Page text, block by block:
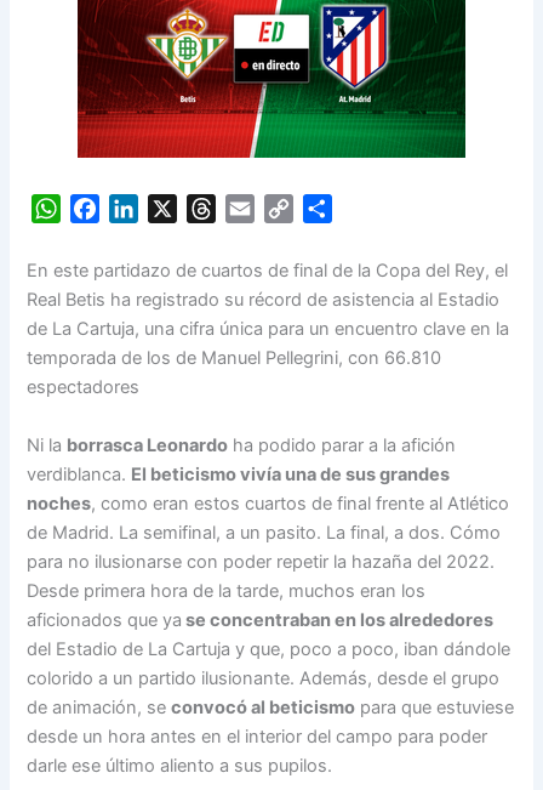
W
a
t
s
A
p
c
e
b
o
o
n
k
e
d
r
e
a
d
a
i
l
C
p
y
L
i
a
r
e
En este partidazo de cuartos de final de la Copa del Rey, el
Real Betis ha registrado su récord de asistencia al Estadio
de La Cartuja, una cifra única para un encuentro clave en la
temporada de los de Manuel Pellegrini, con 66.810
espectadores
Ni la borrasca Leonardo ha podido parar a la afición
verdiblanca. El beticismo vivía una de sus grandes
noches, como eran estos cuartos de final frente al Atlético
de Madrid. La semifinal, a un pasito. La final, a dos. Cómo
para no ilusionarse con poder repetir la hazaña del 2022.
Desde primera hora de la tarde, muchos eran los
aficionados que ya se concentraban en los alrededores
del Estadio de La Cartuja y que, poco a poco, iban dándole
colorido a un partido ilusionante. Además, desde el grupo
de animación, seconvocó al beticismo para que estuviese
desde un hora antes en el interior del campo para poder
darle ese último aliento a sus pupilos.